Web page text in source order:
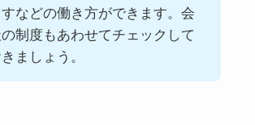
すなどの働き方ができます。会
制度もあわせてチェックして
ましょう。